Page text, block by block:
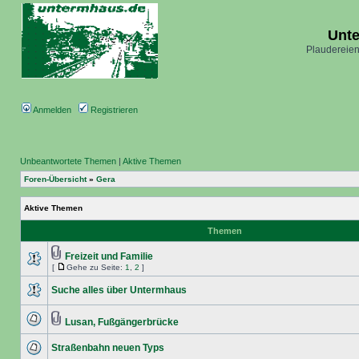
Anmelden Registrieren
Unbeantwortete Themen | Aktive Themen
Foren-Übersicht» Gera
Aktive Themen
Themen
Freizeit und Familie
[ Gehe zu Seite: 1 2 ]
Suche alles über Untermhaus
Lusan, Fußgängerbrücke
Straßenbahn neuen Typs